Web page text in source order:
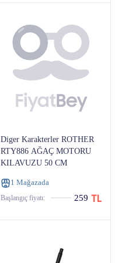
Diger Karakterler ROTHER
RTY886 AĞAÇ MOTORU
KILAVUZU 50 CM
1 Mağazada
Başlangıç ​​fiyatı: 259